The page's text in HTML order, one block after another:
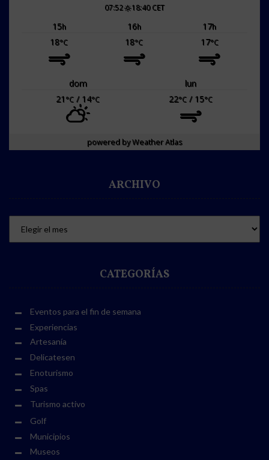
07:52 18:40 CET
15h 16h 17h
18°C 18°C 17°C
dom
lun
21°C / 14°C 22°C / 15°C
powered byWeather Atlas
ARCHIVO
CATEGORÍAS
Eventos para el fin de semana
Experiencias
Artesanía
Delicatesen
Enoturismo
Spas
Turismo activo
Golf
Municipios
Museos